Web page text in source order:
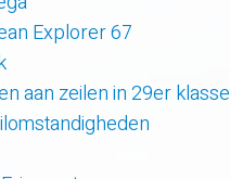
Explorer 67
aan zeilen in 29er klasse